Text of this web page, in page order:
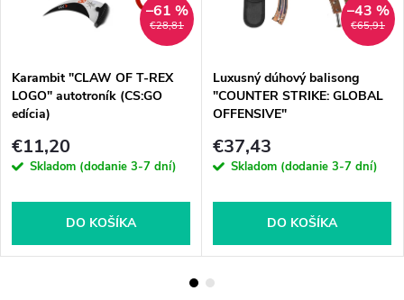
€28,81
–61 %
Karambit "CLAW OF T-REX
LOGO" autotroník (CS:GO
edícia)
€11,20
Skladom (dodanie 3-7 dní)
DO KOŠÍKA
€65,91
–43 %
Luxusný dúhový balisong
"COUNTER STRIKE: GLOBAL
OFFENSIVE"
€37,43
Skladom (dodanie 3-7 dní)
DO KOŠÍKA